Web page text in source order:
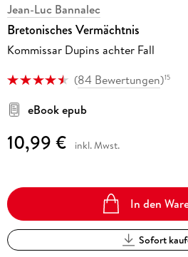
Jean-Luc Bannalec
Bretonisches Vermächtnis
Kommissar Dupins achter Fall
(84 Bewertungen)15
eBook epub
10,99 € inkl. Mwst.
In den
Sofort